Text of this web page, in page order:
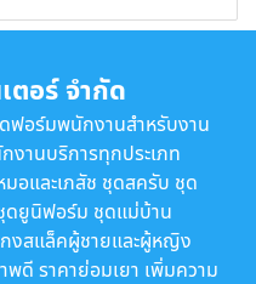
ตอร์ จำกัด
อร์มพนักงานสำหรับงาน
านบริการทุกประเภท
อและเภสัช ชุดสครับ ชุด
ดยูนิฟอร์ม ชุดแม่บ้าน
กงสแล็คผู้ชายและผู้หญิง
ดี ราคาย่อมเยา เพิ่มความ